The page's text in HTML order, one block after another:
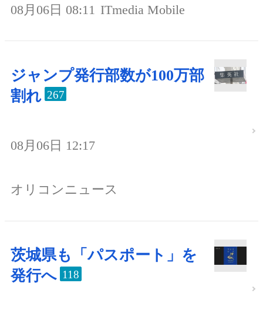
08月06日 08:11 ITmedia Mobile
ジャンプ発行部数が100万部
割れ 267
08月06日 12:17
オリコンニュース
茨城県も「パスポート」を
発行へ 118